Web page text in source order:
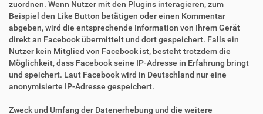
zuordnen. Wenn Nutzer mit den Plugins interagieren, zum
Beispiel den Like Button betätigen oder einen Kommentar
abgeben, wird die entsprechende Information von Ihrem Gerät
direkt an Facebook übermittelt und dort gespeichert. Falls ein
Nutzer kein Mitglied von Facebook ist, besteht trotzdem die
Möglichkeit, dass Facebook seine IP-Adresse in Erfahrung bringt
und speichert. Laut Facebook wird in Deutschland nur eine
anonymisierte IP-Adresse gespeichert.
Zweck und Umfang der Datenerhebung und die weitere